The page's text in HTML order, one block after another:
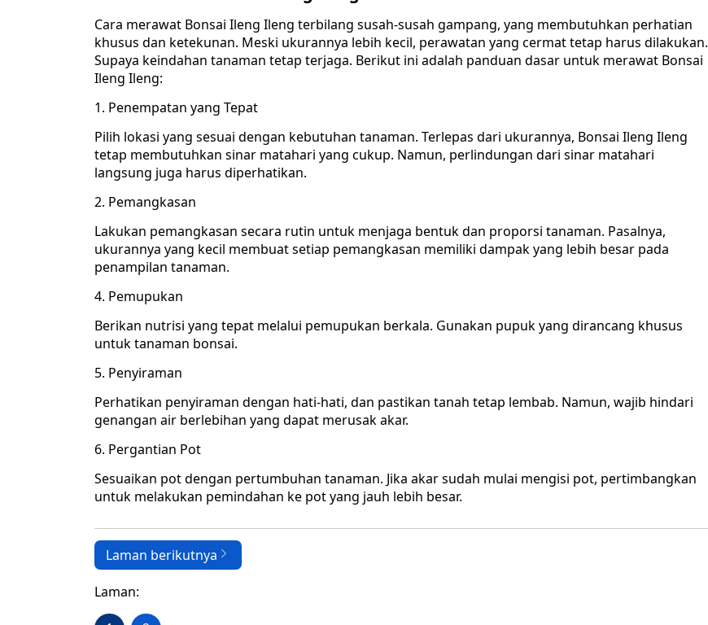
Cara merawat Bonsai Ileng Ileng terbilang susah-susah gampang, yang membutuhkan perhatian
khusus dan ketekunan. Meski ukurannya lebih kecil, perawatan yang cermat tetap harus dilakukan.
Supaya keindahan tanaman tetap terjaga. Berikut ini adalah panduan dasar untuk merawat Bonsai
Ileng Ileng:
1. Penempatan yang Tepat
Pilih lokasi yang sesuai dengan kebutuhan tanaman. Terlepas dari ukurannya, Bonsai Ileng Ileng
tetap membutuhkan sinar matahari yang cukup. Namun, perlindungan dari sinar matahari
langsung juga harus diperhatikan.
2. Pemangkasan
Lakukan pemangkasan secara rutin untuk menjaga bentuk dan proporsi tanaman. Pasalnya,
ukurannya yang kecil membuat setiap pemangkasan memiliki dampak yang lebih besar pada
penampilan tanaman.
4. Pemupukan
Berikan nutrisi yang tepat melalui pemupukan berkala. Gunakan pupuk yang dirancang khusus
untuk tanaman bonsai.
5. Penyiraman
Perhatikan penyiraman dengan hati-hati, dan pastikan tanah tetap lembab. Namun, wajib hindari
genangan air berlebihan yang dapat merusak akar.
6. Pergantian Pot
Sesuaikan pot dengan pertumbuhan tanaman. Jika akar sudah mulai mengisi pot, pertimbangkan
untuk melakukan pemindahan ke pot yang jauh lebih besar.
Laman berikutnya
Laman: